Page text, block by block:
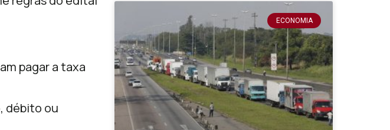
pagar a taxa
débito ou
ECONOMIA